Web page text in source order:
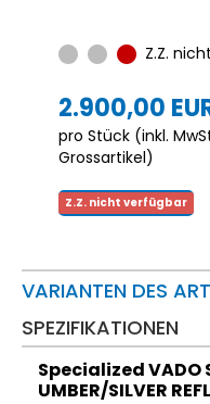
Z.Z.
2.900,00
pro Stück (inkl.
Grossartikel)
Z.Z. nicht verfügbar
VARIANTEN DES
SPEZIFIKATIONEN
Specialized VADO
UMBER/SILVER